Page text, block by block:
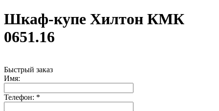
Шкаф-купе Хилтон КМК
0651.16
Быстрый заказ
Имя:
Телефон: *